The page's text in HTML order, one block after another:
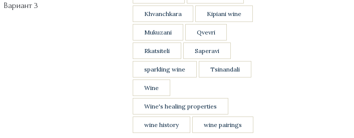
Вариант 3
Khvanchkara Kipiani wine
Mukuzani Qvevri
Rkatsiteli Saperavi
sparkling wine Tsinandali
Wine
Wine's healing properties
wine history wine pairings